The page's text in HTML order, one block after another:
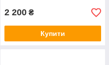
2 200 ₴
Купити